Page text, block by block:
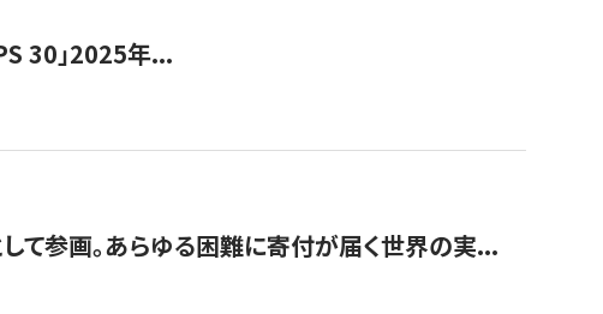
30」2025年...
て参画。あらゆる困難に寄付が届く世界の実...